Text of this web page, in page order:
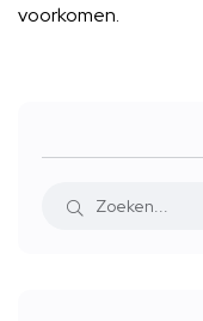
voorkomen.